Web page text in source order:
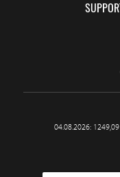
04.08.2026: